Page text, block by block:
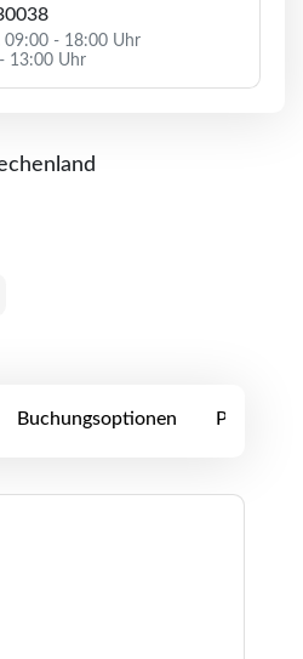
Buchungsoptionen Preise
09:00 - 18:00 Uhr
13:00 Uhr